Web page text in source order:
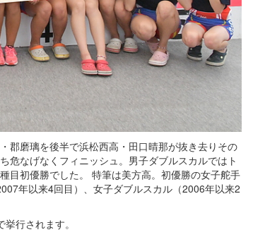
郡磨璃を後半で浜松西高・田口晴那が抜き去りその
危なげなくフィニッシュ。男子ダブルスカルではト
目初優勝でした。 特筆は美方高。初優勝の女子舵手
年以来4回目）、女子ダブルスカル（2006年以来2
行されます。